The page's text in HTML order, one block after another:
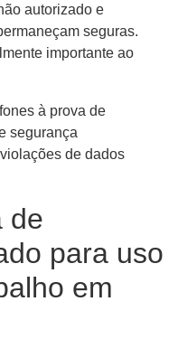
autorizado e
seguras.
importante ao
à prova de
segurança
de dados
de
para uso
em